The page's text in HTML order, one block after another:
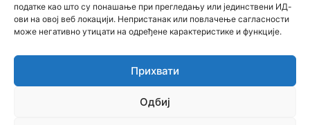
податке као што су понашање при прегледању или јединствени ИД-
ови на овој веб локацији. Непристанак или повлачење сагласности
може негативно утицати на одређене карактеристике и функције.
Прихвати
Одбиј